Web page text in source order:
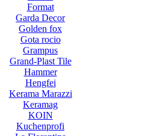
Format
Garda Decor
Golden fox
Gota rocio
Grampus
Grand-Plast Tile
Hammer
Hengfei
Kerama Marazzi
Keramag
KOIN
Kuchenprofi